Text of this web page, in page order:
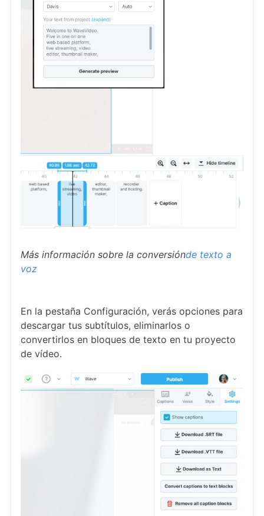
Más información sobre la conversiónde texto a
voz
En la pestaña Configuración, verás opciones para
descargar tus subtítulos, eliminarlos o
convertirlos en bloques de texto en tu proyecto
de vídeo.